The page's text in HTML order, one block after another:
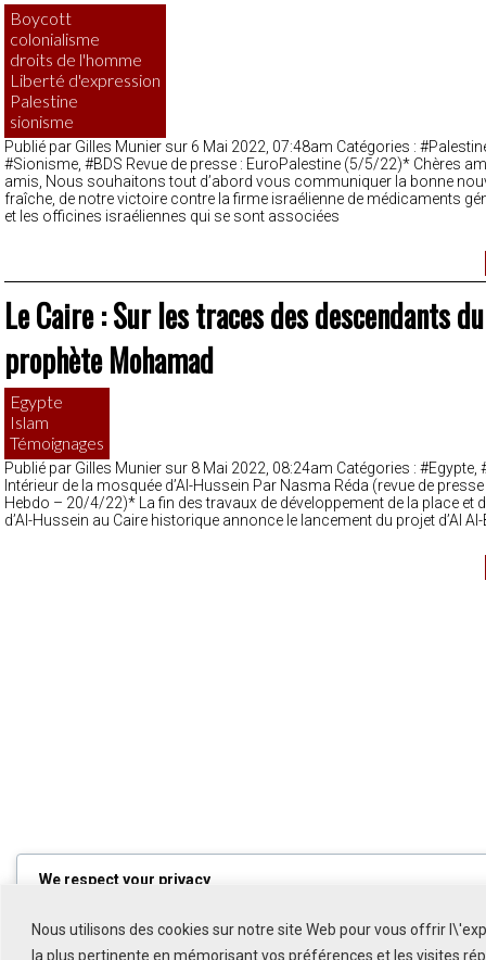
Nous utilisons des cookies sur notre site Web pour vous offrir
la plus pertinente en mémorisant vos préférences et les visites
Boycott
colonialisme
droits de l'homme
Liberté d'expression
Palestine
sionisme
Publié par Gilles Munier sur 6 Mai 2022, 07:48am Catégories :
#Sionisme, #BDS Revue de presse : EuroPalestine (5/5/22)* Chères
amis, Nous souhaitons tout d’abord vous communiquer la bonne
fraîche, de notre victoire contre la firme israélienne de médicaments
et les officines israéliennes qui se sont associées
Le Caire : Sur les traces des descendants du
prophète Mohamad
Egypte
Islam
Témoignages
Publié par Gilles Munier sur 8 Mai 2022, 08:24am Catégories : #Egypte,
Intérieur de la mosquée d’Al-Hussein Par Nasma Réda (revue de
Hebdo – 20/4/22)* La fin des travaux de développement de la place et
d’Al-Hussein au Caire historique annonce le lancement du projet d’Al
We respect your privacy
by clickingCustomize. ClickAccept Allto consent or Reject All
decline non-essential cookies.